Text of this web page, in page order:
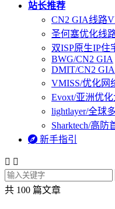
站长推荐
CN2 GIA线路
圣何塞优化线
双ISP原生IP住
BWG/CN2 GIA
DMIT/CN2 GIA
VMISS/优化网
Evoxt/亚洲优
lightlayer/全球
Sharktech/高防
 新手指引
 
共 100 篇文章